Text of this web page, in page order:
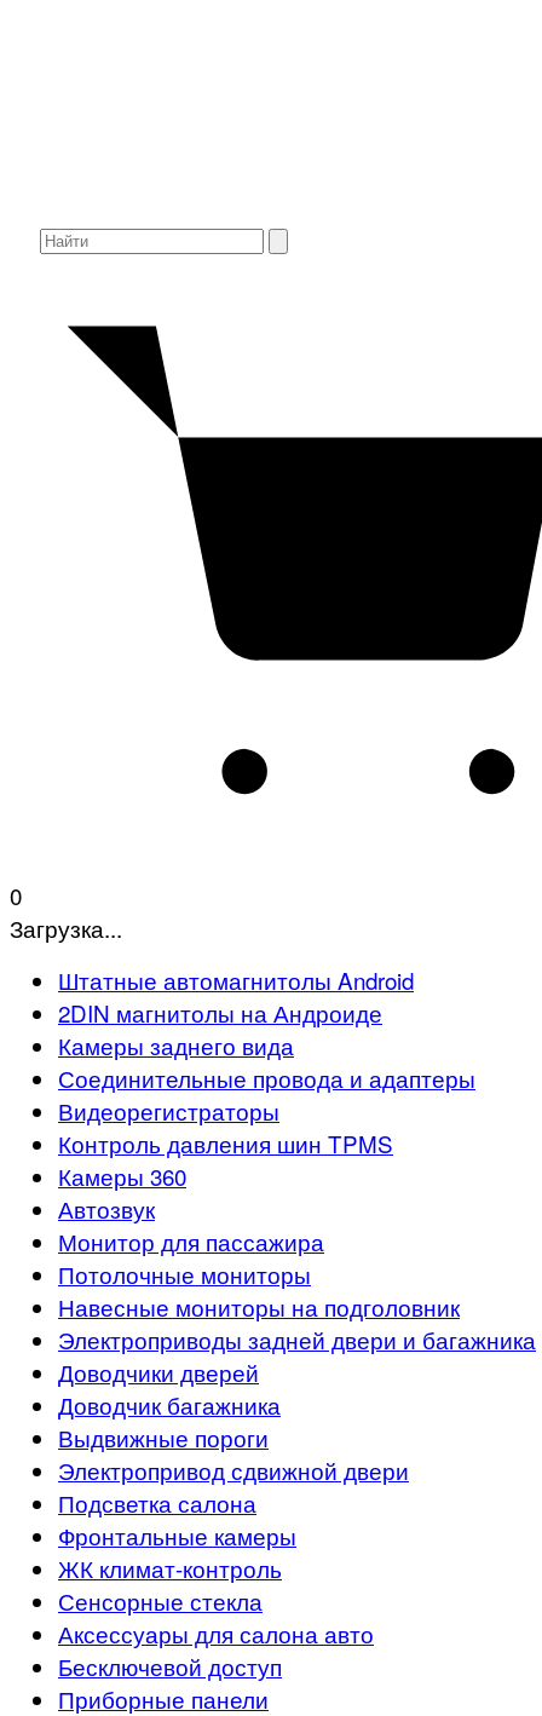
0
Загрузка...
Штатные автомагнитолы Android
2DIN магнитолы на Андроиде
Камеры заднего вида
Соединительные провода и адаптеры
Видеорегистраторы
Контроль давления шин TPMS
Камеры 360
Автозвук
Монитор для пассажира
Потолочные мониторы
Навесные мониторы на подголовник
Электроприводы задней двери и багажника
Доводчики дверей
Доводчик багажника
Выдвижные пороги
Электропривод сдвижной двери
Подсветка салона
Фронтальные камеры
ЖК климат-контроль
Сенсорные стекла
Аксессуары для салона авто
Бесключевой доступ
Приборные панели